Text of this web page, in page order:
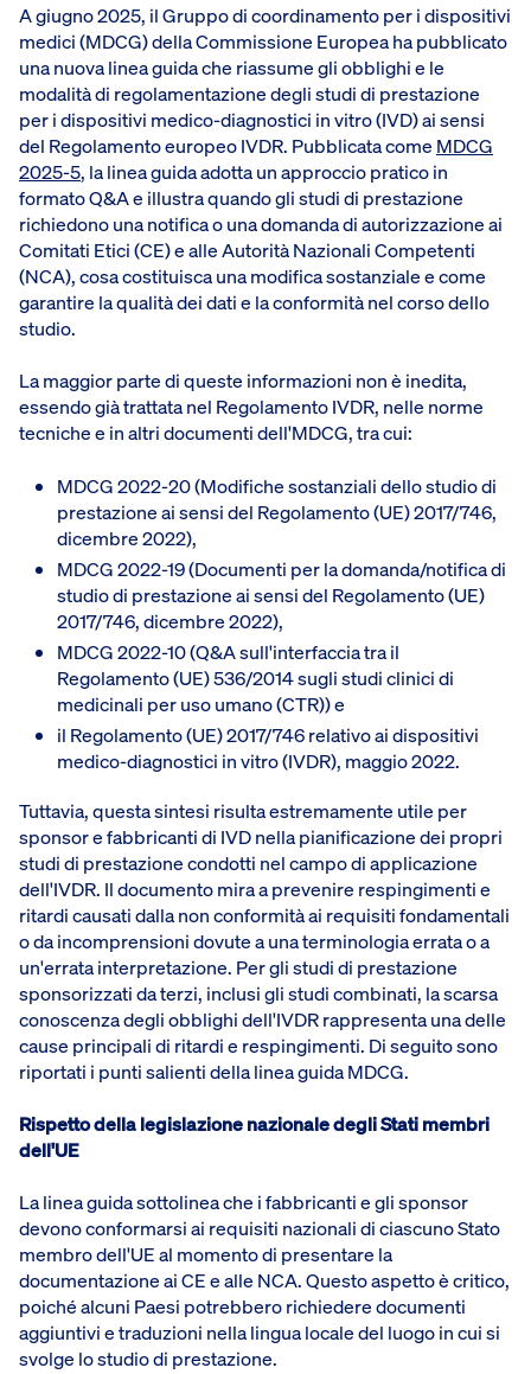
A giugno 2025, il Gruppo di coordinamento per i dispositivi
medici (MDCG) della Commissione Europea ha pubblicato
una nuova linea guida che riassume gli obblighi e le
modalità di regolamentazione degli studi di prestazione
per i dispositivi medico-diagnostici in vitro (IVD) ai sensi
del Regolamento europeo IVDR. Pubblicata come MDCG
2025-5, la linea guida adotta un approccio pratico in
formato Q&A e illustra quando gli studi di prestazione
richiedono una notifica o una domanda di autorizzazione ai
Comitati Etici (CE) e alle Autorità Nazionali Competenti
(NCA), cosa costituisca una modifica sostanziale e come
garantire la qualità dei dati e la conformità nel corso dello
studio.
La maggior parte di queste informazioni non è inedita,
essendo già trattata nel Regolamento IVDR, nelle norme
tecniche e in altri documenti dell'MDCG, tra cui:
MDCG 2022-20 (Modifiche sostanziali dello studio di
prestazione ai sensi del Regolamento (UE) 2017/746,
dicembre 2022),
MDCG 2022-19 (Documenti per la domanda/notifica di
studio di prestazione ai sensi del Regolamento (UE)
2017/746, dicembre 2022),
MDCG 2022-10 (Q&A sull'interfaccia tra il
Regolamento (UE) 536/2014 sugli studi clinici di
medicinali per uso umano (CTR)) e
il Regolamento (UE) 2017/746 relativo ai dispositivi
medico-diagnostici in vitro (IVDR), maggio 2022.
Tuttavia, questa sintesi risulta estremamente utile per
sponsor e fabbricanti di IVD nella pianificazione dei propri
studi di prestazione condotti nel campo di applicazione
dell'IVDR. Il documento mira a prevenire respingimenti e
ritardi causati dalla non conformità ai requisiti fondamentali
o da incomprensioni dovute a una terminologia errata o a
un'errata interpretazione. Per gli studi di prestazione
sponsorizzati da terzi, inclusi gli studi combinati, la scarsa
conoscenza degli obblighi dell'IVDR rappresenta una delle
cause principali di ritardi e respingimenti. Di seguito sono
riportati i punti salienti della linea guida MDCG.
Rispetto della legislazione nazionale degli Stati membri
dell'UE
La linea guida sottolinea che i fabbricanti e gli sponsor
devono conformarsi ai requisiti nazionali di ciascuno Stato
membro dell'UE al momento di presentare la
documentazione ai CE e alle NCA. Questo aspetto è critico,
poiché alcuni Paesi potrebbero richiedere documenti
aggiuntivi e traduzioni nella lingua locale del luogo in cui si
svolge lo studio di prestazione.